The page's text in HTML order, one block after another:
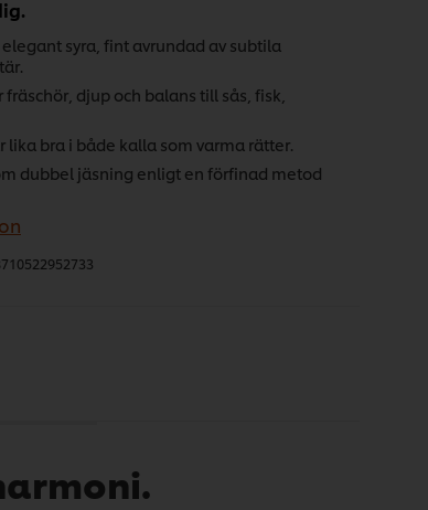
syra, fint avrundad av subtila
djup och balans till sås, fisk,
bra i både kalla som varma rätter.
dubbel jäsning enligt en förfinad metod